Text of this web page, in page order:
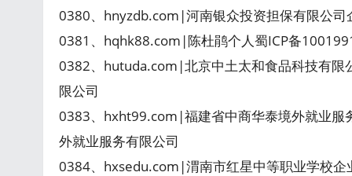
0380、hnyzdb.com|河南银众投资担保有限公
0381、hqhk88.com|陈杜鹃个人蜀ICP备
0382、hutuda.com|北京中土太和食品科技有限
限公司
0383、hxht99.com|福建省中商华泰境外就业服
外就业服务有限公司
0384、hxsedu.com|渭南市红星中等职业学校